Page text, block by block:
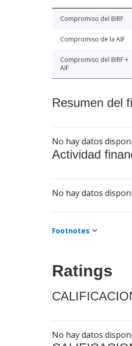
Compromiso del BIRF
Compromiso de la AIF
Compromiso del BIRF +
AIF
Resumen del
No hay datos
Actividad
No hay datos
Footnotes
Ratings
No hay datos